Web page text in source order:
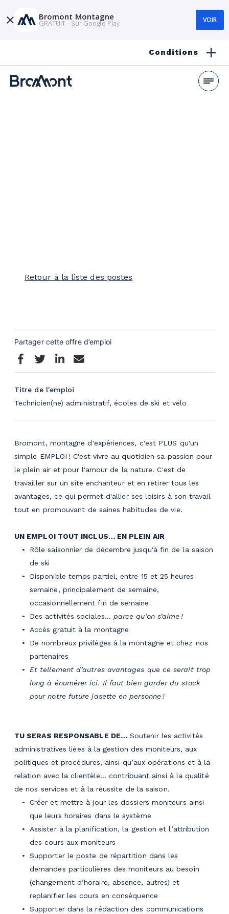
Conditions
Retour à la liste des postes
Titre de l'emploi
Technicien(ne) administratif, écoles de ski et vélo
Bromont, montagne d'expériences, c'est PLUS qu'un
simple EMPLOI ! C'est vivre au quotidien sa passion pour
le plein air et pour l'amour de la nature. C'est de
travailler sur un site enchanteur et en retirer tous les
avantages, ce qui permet d'allier ses loisirs à son travail
tout en promouvant de saines habitudes de vie.
UN EMPLOI TOUT INCLUS… EN PLEIN AIR
Rôle saisonnier de décembre jusqu'à fin de la saison
de ski
Disponible temps partiel, entre 15 et 25 heures
semaine, principalement de semaine,
occasionnellement fin de semaine
Des activités sociales… parce qu’on s’aime !
Accès gratuit à la montagne
De nombreux privilèges à la montagne et chez nos
partenaires
Et tellement d’autres avantages que ce serait trop
long à énumérer ici. Il faut bien garder du stock
pour notre future jasette en personne !
TU SERAS RESPONSABLE DE…Soutenir les activités
administratives liées à la gestion des moniteurs, aux
politiques et procédures, ainsi qu’aux opérations et à la
relation avec la clientèle… contribuant ainsi à la qualité
de nos services et à la réussite de la saison.
Créer et mettre à jour les dossiers moniteurs ainsi
que leurs horaires dans le système
Assister à la planification, la gestion et l’attribution
des cours aux moniteurs
Supporter le poste de répartition dans les
demandes particulières des moniteurs au besoin
(changement d’horaire, absence, autres) et
replanifier les cours en conséquence
Supporter dans la rédaction des communications
Bromont Montagne
GRATUIT - Sur Google Play VOIR